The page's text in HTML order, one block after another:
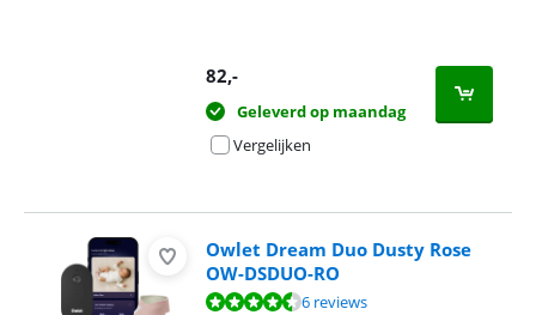
82,-
Geleverd op maandag
Vergelijken
Owlet Dream Duo Dusty Rose
OW-DSDUO-RO
Beoordeling is 9,4 van de 10, gebaseerd op 6 reviews.
6 reviews